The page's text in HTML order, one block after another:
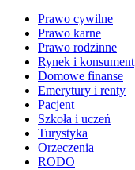
Prawo cywilne
Prawo karne
Prawo rodzinne
Rynek i konsument
Domowe finanse
Emerytury i renty
Pacjent
Szkoła i uczeń
Turystyka
Orzeczenia
RODO